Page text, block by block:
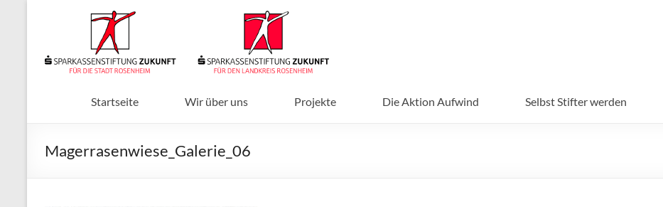
Sparkassenstiftungen
Zukunft
Rosenheim
Startseite Wir über uns Projekte Die Aktion Aufwind Selbst Stifter werden
Magerrasenwiese_Galerie_06